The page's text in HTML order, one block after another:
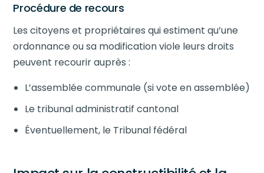
Procédure de recours
Les citoyens et propriétaires qui estiment qu’une
ordonnance ou sa modification viole leurs droits
peuvent recourir auprès :
L’assemblée communale (si vote en assemblée)
Le tribunal administratif cantonal
Éventuellement, le Tribunal fédéral